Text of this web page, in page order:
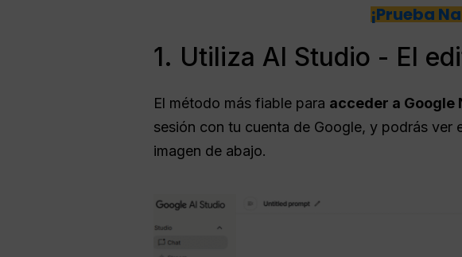
¡Prueba
1. Utiliza AI Studio - El
El método más fiable para acceder a Google
sesión con tu cuenta de Google, y podrás ver
imagen de abajo.